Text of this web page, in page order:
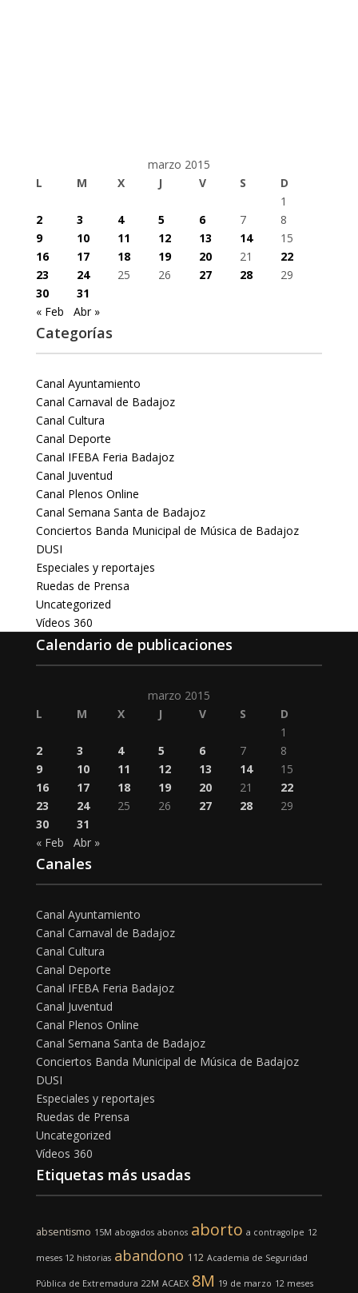
marzo 2015
L
M X J V S
D
1
2
3 4 5 6 7
8
9
10 11 12 13 14
15
16
17 18 19 20 21
22
23
24 25 26 27 28
29
30
31
« Feb
Abr »
Categorías
Canal Ayuntamiento
Canal Carnaval de Badajoz
Canal Cultura
Canal Deporte
Canal IFEBA Feria Badajoz
Canal Juventud
Canal Plenos Online
Canal Semana Santa de Badajoz
Conciertos Banda Municipal de Música de Badajoz
DUSI
Especiales y reportajes
Ruedas de Prensa
Uncategorized
Vídeos 360
Calendario de publicaciones
marzo 2015
L
M X J V S
D
1
2
3 4 5 6 7
8
9
10 11 12 13 14
15
16
17 18 19 20 21
22
23
24 25 26 27 28
29
30
31
« Feb
Abr »
Canales
Canal Ayuntamiento
Canal Carnaval de Badajoz
Canal Cultura
Canal Deporte
Canal IFEBA Feria Badajoz
Canal Juventud
Canal Plenos Online
Canal Semana Santa de Badajoz
Conciertos Banda Municipal de Música de Badajoz
DUSI
Especiales y reportajes
Ruedas de Prensa
Uncategorized
Vídeos 360
Etiquetas más usadas
absentismo 15M abogados abonos aborto a contragolpe 12
meses 12 historias abandono 112 Academia de Seguridad
Pública de Extremadura 22M ACAEX 8M 19 de marzo 12 meses